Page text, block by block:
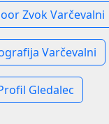
Zvok Varčevalni
Varčevalni
Gledalec